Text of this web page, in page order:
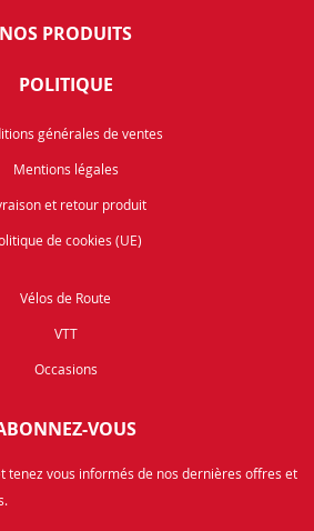
NOS PRODUITS
POLITIQUE
générales de ventes
Mentions légales
et retour produit
de cookies (UE)
Vélos de Route
VTT
Occasions
VOUS
tenez vous informés de nos dernières offres et